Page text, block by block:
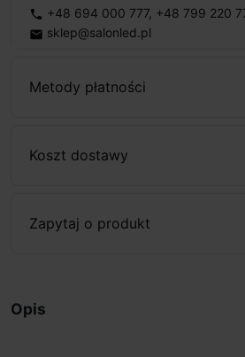
phone +48 694 000 777, +48 799 220
email sklep@salonled.pl
Metody płatności
Koszt dostawy
Zapytaj o produkt
Opis